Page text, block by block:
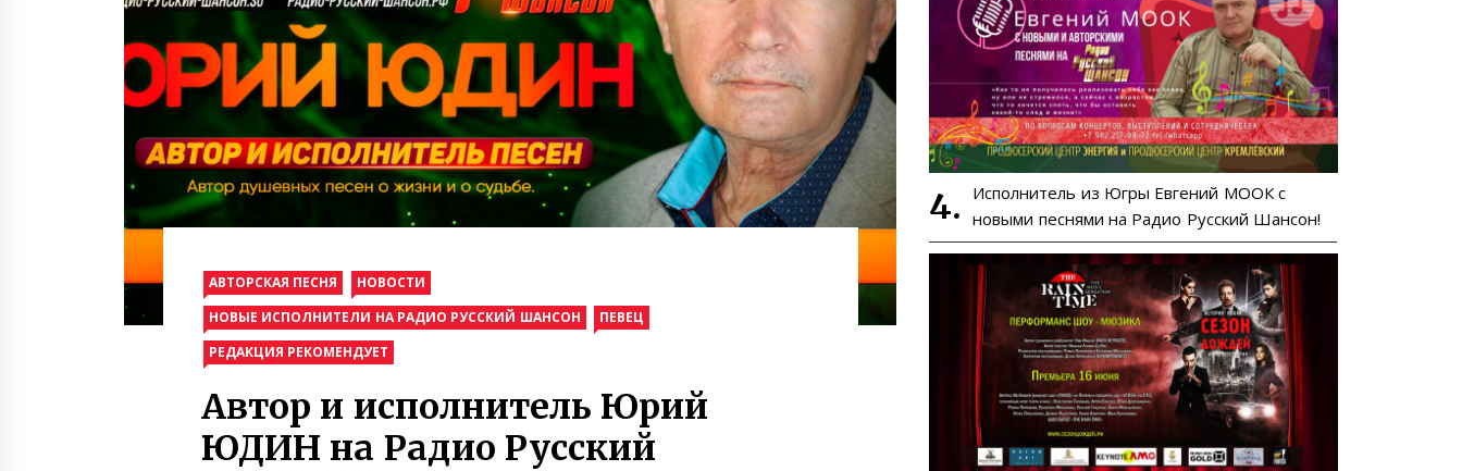
АВТОРСКАЯ ПЕСНЯ
НОВОСТИ
НОВЫЕ ИСПОЛНИТЕЛИ НА РАДИО РУССКИЙ ШАНСОН
ПЕВЕЦ
РЕДАКЦИЯ РЕКОМЕНДУЕТ
Автор и исполнитель Юрий
ЮДИН на Радио Русский
Исполнитель из Югры Евгений МООК с
новыми песнями на Радио Русский Шансон!